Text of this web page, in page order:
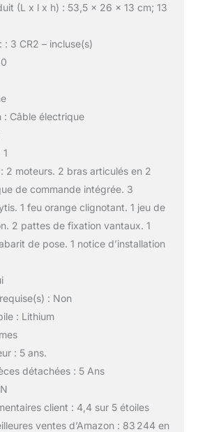
(L x l x h) : 53,5 x 26 x 13 cm; 13
: 3 CR2 – incluse(s)
: Câble électrique
2 moteurs. 2 bras articulés en 2
de commande intégrée. 3
1 feu orange clignotant. 1 jeu de
2 pattes de fixation vantaux. 1
de pose. 1 notice d’installation
: Non
: Lithium
: 5 ans.
détachées : 5 Ans
client : 4,4 sur 5 étoiles
ventes d’Amazon : 83 244 en